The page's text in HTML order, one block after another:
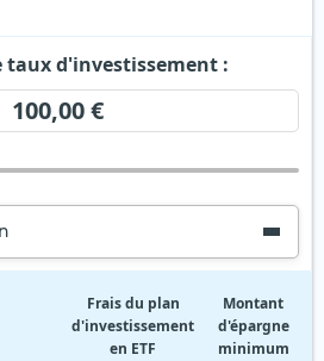
taux d'investissement :
100,00 €
Frais du plan
d'investissement
en ETF
Montant
d'épargne
minimum